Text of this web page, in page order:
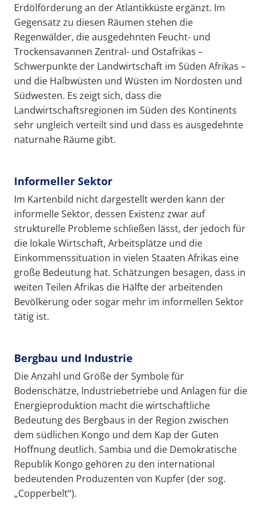
Erdölförderung an der Atlantikküste ergänzt. Im
Gegensatz zu diesen Räumen stehen die
Regenwälder, die ausgedehnten Feucht- und
Trockensavannen Zentral- und Ostafrikas –
Schwerpunkte der Landwirtschaft im Süden Afrikas –
und die Halbwüsten und Wüsten im Nordosten und
Südwesten. Es zeigt sich, dass die
Landwirtschaftsregionen im Süden des Kontinents
sehr ungleich verteilt sind und dass es ausgedehnte
naturnahe Räume gibt.
Informeller Sektor
Im Kartenbild nicht dargestellt werden kann der
informelle Sektor, dessen Existenz zwar auf
strukturelle Probleme schließen lässt, der jedoch für
die lokale Wirtschaft, Arbeitsplätze und die
Einkommenssituation in vielen Staaten Afrikas eine
große Bedeutung hat. Schätzungen besagen, dass in
weiten Teilen Afrikas die Hälfte der arbeitenden
Bevölkerung oder sogar mehr im informellen Sektor
tätig ist.
Bergbau und Industrie
Die Anzahl und Größe der Symbole für
Bodenschätze, Industriebetriebe und Anlagen für die
Energieproduktion macht die wirtschaftliche
Bedeutung des Bergbaus in der Region zwischen
dem südlichen Kongo und dem Kap der Guten
Hoffnung deutlich. Sambia und die Demokratische
Republik Kongo gehören zu den international
bedeutenden Produzenten von Kupfer (der sog.
„Copperbelt“).